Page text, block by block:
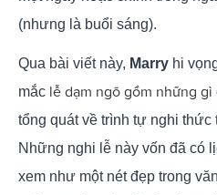
(nhưng là buổi sáng).
Qua bài viết này, Marry hi
mắc lễ dạm ngõ gồm những gì
tổng quát về trình tự nghi
Những nghi lễ này vốn đã có
xem như một nét đẹp trong